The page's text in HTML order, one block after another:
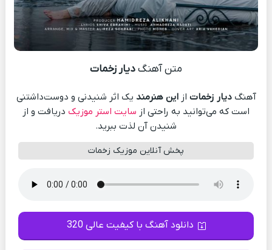
متن آهنگدیار زخمات
آهنگدیار زخمات ازاین هنرمند یک اثر شنیدنی و دوست‌داشتنی
است که می‌توانید به راحتی از سایت استر موزیک دریافت و از
شنیدن آن لذت ببرید.
پخش آنلاین موزیک زخمات
دانلود آهنگ با کیفیت عالی 320